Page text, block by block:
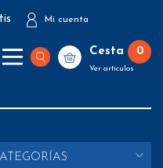
Mi cuenta
Cesta 0
Ver artículos